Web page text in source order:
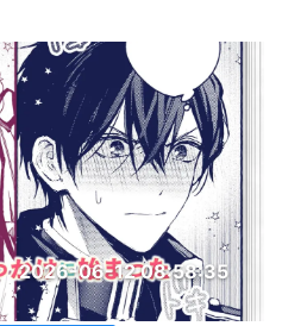
2026-06-12 08:58:35